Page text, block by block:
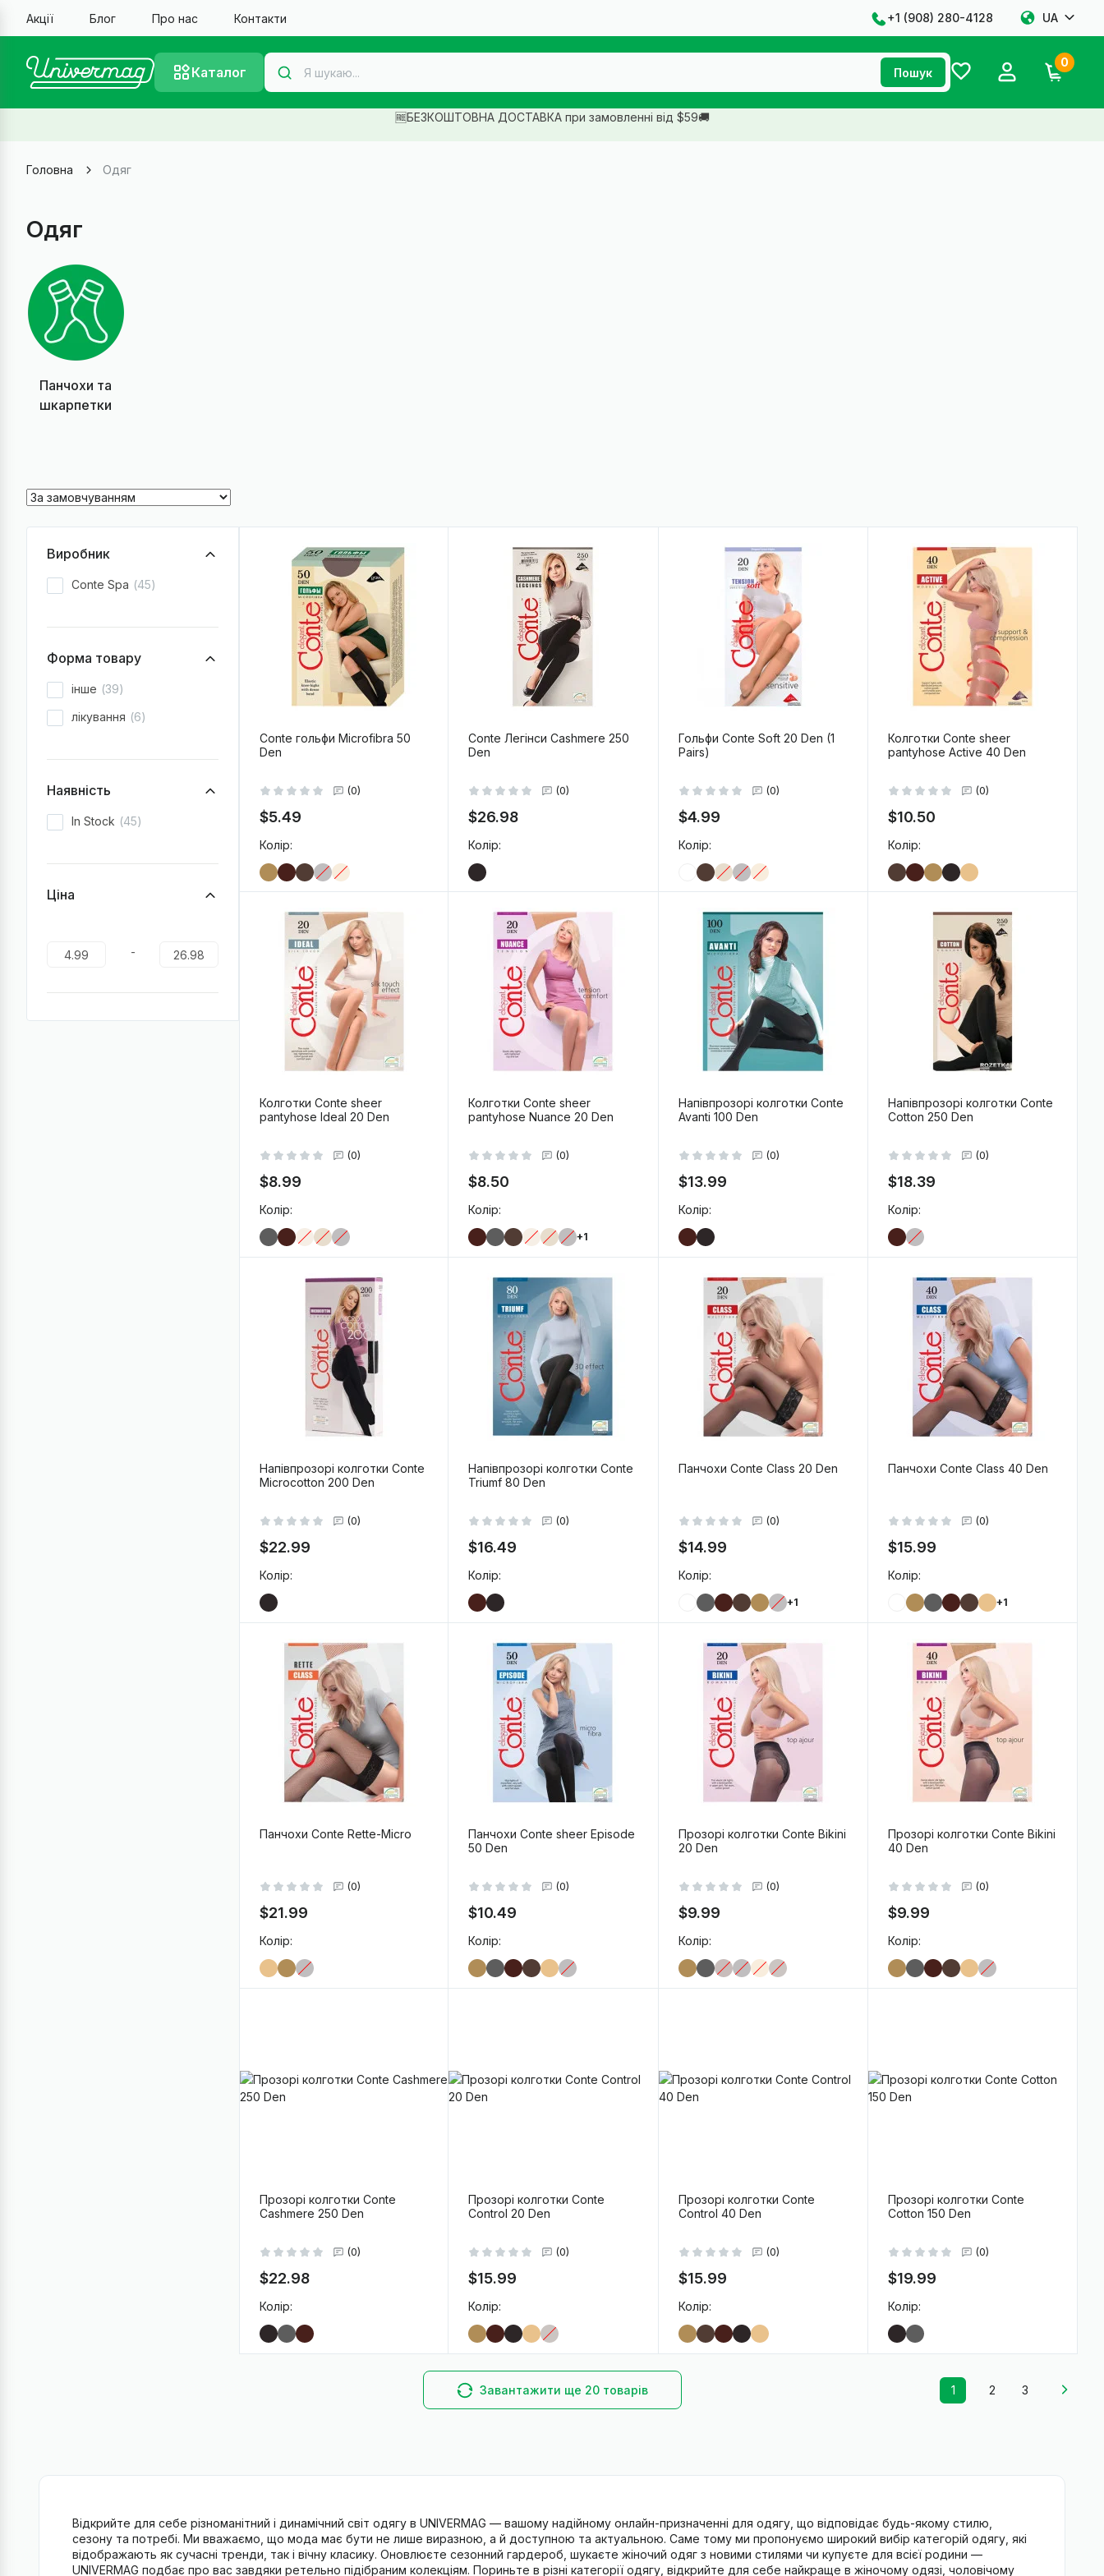
Акції Блог Про нас Контакти +1 ‪(908) 280-4128‬ UA
Каталог Пошук
0
🆓БЕЗКОШТОВНА ДОСТАВКА при замовленні від $59🚚
Головна Одяг
Одяг
Панчохи та
шкарпетки
Виробник
Conte Spa 45
Форма товару
інше
39
лікування
6
Наявність
In Stock 45
Ціна
-
Conte гольфи Microfibra 50
Den
(0)
$5.49
Колір:
+ В кошик
Conte Легінси Cashmere 250
Den
(0)
$26.98
Колір:
+ В кошик
Гольфи Conte Soft 20 Den (1
Pairs)
(0)
$4.99
Колір:
+ В кошик
Колготки Conte sheer
pantyhose Active 40 Den
(0)
$10.50
Колір:
+ В кошик
Колготки Conte sheer
pantyhose Ideal 20 Den
(0)
$8.99
Колір:
+ В кошик
Колготки Conte sheer
pantyhose Nuance 20 Den
(0)
$8.50
Колір:
+1
+ В кошик
Напівпрозорі колготки Conte
Avanti 100 Den
(0)
$13.99
Колір:
+ В кошик
Напівпрозорі колготки Conte
Cotton 250 Den
(0)
$18.39
Колір:
+ В кошик
Напівпрозорі колготки Conte
Microcotton 200 Den
(0)
$22.99
Колір:
+ В кошик
Напівпрозорі колготки Conte
Triumf 80 Den
(0)
$16.49
Колір:
+ В кошик
Панчохи Conte Class 20 Den
(0)
$14.99
Колір:
+1
+ В кошик
Панчохи Conte Class 40 Den
(0)
$15.99
Колір:
+1
+ В кошик
Панчохи Conte Rette-Micro
(0)
$21.99
Колір:
Панчохи Conte sheer Episode
50 Den
(0)
$10.49
Колір:
Прозорі колготки Conte Bikini
20 Den
(0)
$9.99
Колір:
Прозорі колготки Conte Bikini
40 Den
(0)
$9.99
Колір:
Прозорі колготки Conte
Cashmere 250 Den
(0)
$22.98
Колір:
Прозорі колготки Conte
Control 20 Den
(0)
$15.99
Колір:
Прозорі колготки Conte
Control 40 Den
(0)
$15.99
Колір:
Прозорі колготки Conte
Cotton 150 Den
(0)
$19.99
Колір:
+
Завантажити ще 20 товарів
1 2 3
Відкрийте для себе різноманітний і динамічний світ одягу в UNIVERMAG — вашому надійному онлайн-призначенні для одягу, що відповідає будь-якому стилю,
сезону та потребі. Ми вважаємо, що мода має бути не лише виразною, а й доступною та актуальною. Саме тому ми пропонуємо широкий вибір категорій одягу , які
відображають як сучасні тренди, так і вічну класику. Оновлюєте сезонний гардероб, шукаєте жіночий одяг з новими стилями чи купуєте для всієї родини —
UNIVERMAG подбає про вас завдяки ретельно підібраним колекціям. Пориньте в різні категорії одягу , відкрийте для себе найкраще в жіночому одязі чоловічому